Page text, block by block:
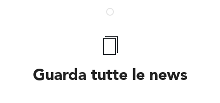
Guarda tutte le news